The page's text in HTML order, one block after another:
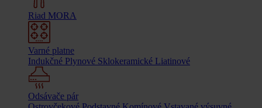
Riad MORA
Varné platne
Indukčné Plynové Sklokeramické Liatinové
Odsávače pár